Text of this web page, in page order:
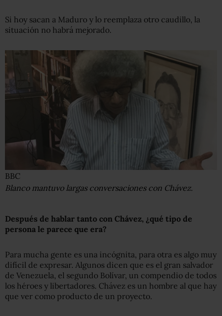
Si hoy sacan a Maduro y lo reemplaza otro caudillo, la
situación no habrá mejorado.
BBC
Blanco mantuvo largas conversaciones con Chávez.
Después de hablar tanto con Chávez, ¿qué tipo de
persona le parece que era?
Para mucha gente es una incógnita, para otra es algo muy
difícil de expresar. Algunos dicen que es el gran salvador
de Venezuela, el segundo Bolívar, un compendio de todos
los héroes y libertadores. Chávez es un hombre al que hay
que ver como producto de un proyecto.